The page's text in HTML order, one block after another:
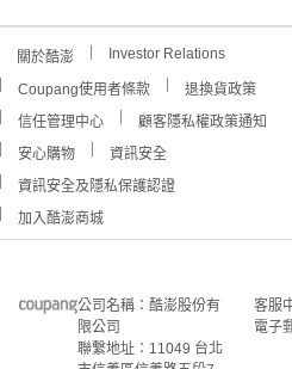
關於酷澎 Investor Relations
Coupang使用者條款
退換貨政策
信任管理中心
顧客隱私權政策通知
安心購物
資訊安全
資訊安全及隱私保護認證
加入酷澎商城
公司名稱：酷澎股份有
限公司
聯繫地址：11049 台北
客服
電子